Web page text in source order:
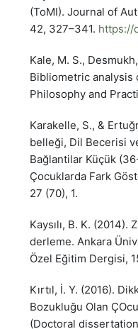
(ToMI). Journal of
42, 327–341. https://
Kale, M. S.,
Bibliometric analysis
Philosophy and
Karakelle, S., &
belleği, Dil Becerisi
Bağlantilar Küçük
Çocuklarda Fark
27 (70), 1.
Kaysılı, B. K. (2014).
derleme. Ankara
Özel Eğitim Dergisi,
Kırtıl, İ. Y. (2016).
Bozukluğu Olan
(Doctoral